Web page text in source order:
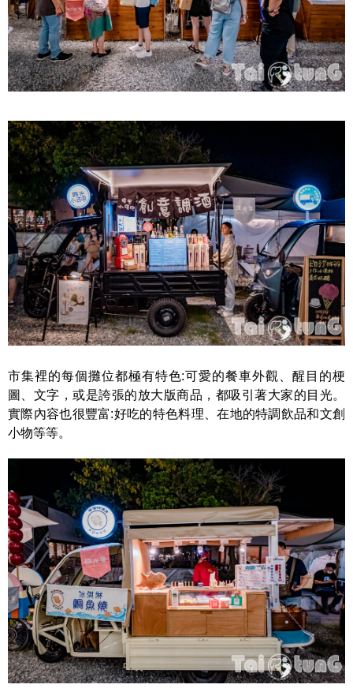
市集裡的每個攤位都極有特色:可愛的餐車外觀、醒目的梗
圖、文字，或是誇張的放大版商品，都吸引著大家的目光。
實際內容也很豐富:好吃的特色料理、在地的特調飲品和文創
小物等等。